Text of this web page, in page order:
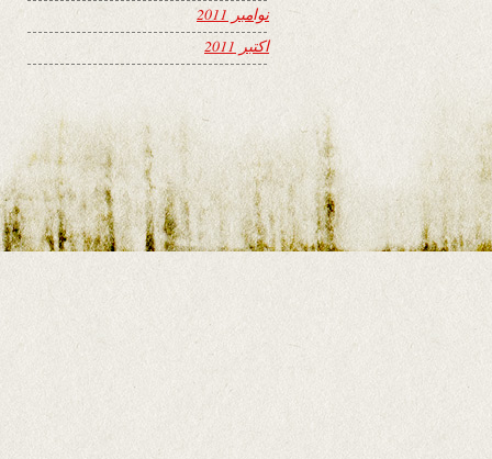
نوامبر 2011
اکتبر 2011